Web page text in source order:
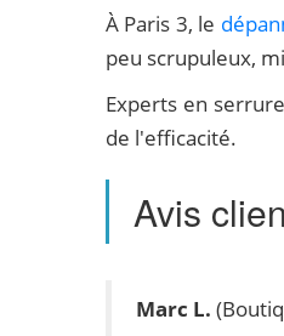
À Paris 3, le
peu scrupuleux,
Experts en
de l'efficacité.
Avis
Marc L.